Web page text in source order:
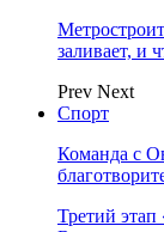
заливает, и
Prev Next
Спорт
Команда с
Третий